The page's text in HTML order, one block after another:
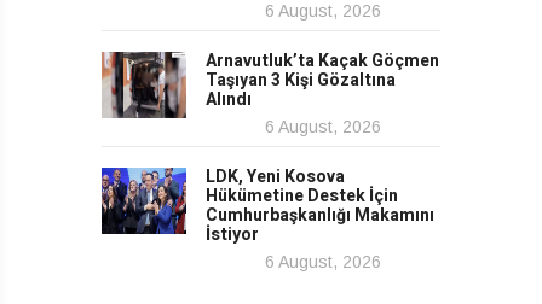
6 August, 2026
Arnavutluk’ta Kaçak Göçmen
Taşıyan 3 Kişi Gözaltına
Alındı
6 August, 2026
LDK, Yeni Kosova
Hükümetine Destek İçin
Cumhurbaşkanlığı Makamını
İstiyor
6 August, 2026